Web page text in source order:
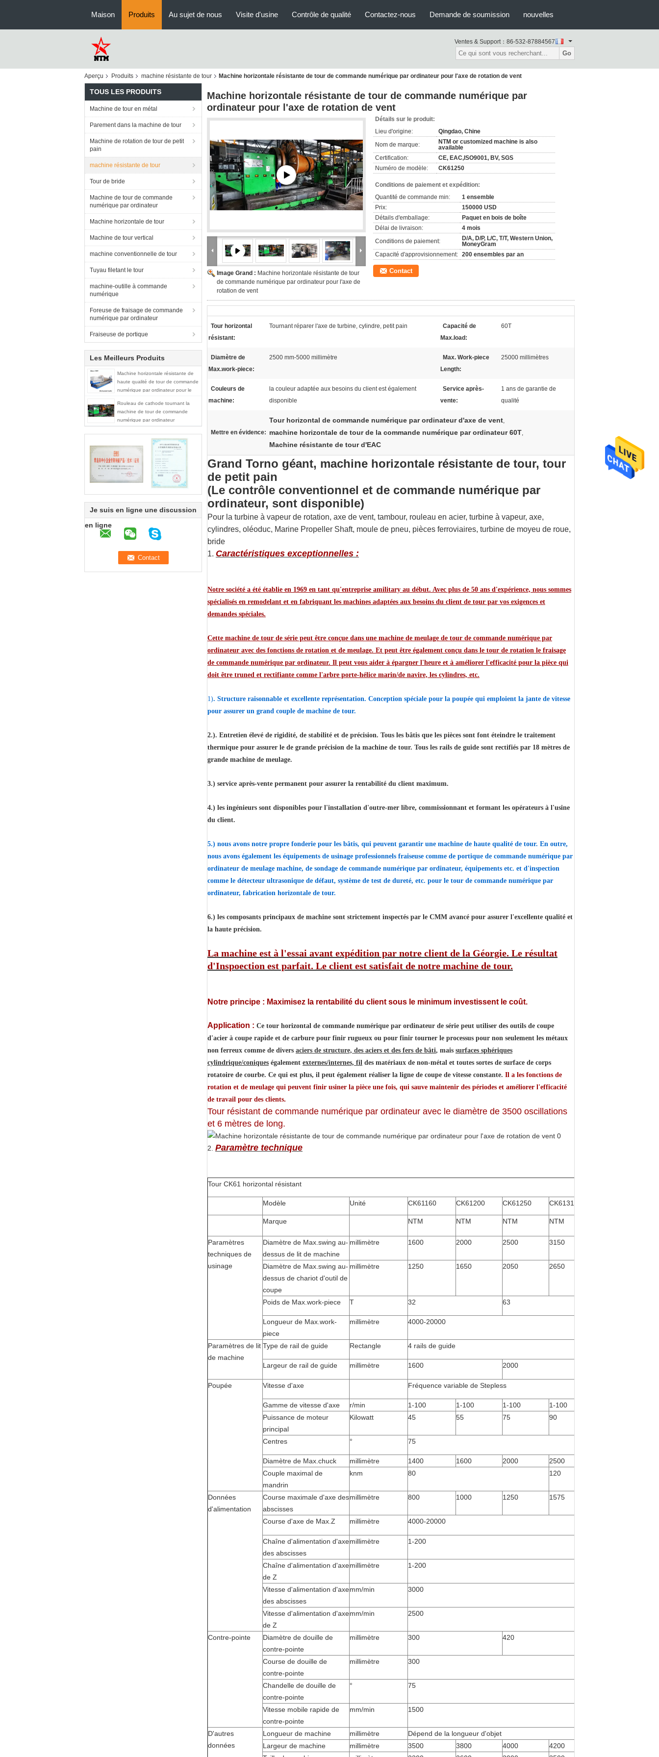
Maison Produits Au sujet de nous Visite d'usine Contrôle de qualité Contactez-nous Demande de soumission nouvelles
Ventes & Support： 86-532-87884567
Go
Aperçu Produits machine résistante de tour Machine horizontale résistante de tour de commande numérique par ordinateur pour l'axe de rotation de vent
TOUS LES PRODUITS
Machine de tour en métal
Parement dans la machine de tour
Machine de rotation de tour de petit
pain
machine résistante de tour
Tour de bride
Machine de tour de commande
numérique par ordinateur
Machine horizontale de tour
Machine de tour vertical
machine conventionnelle de tour
Tuyau filetant le tour
machine-outille à commande
numérique
Foreuse de fraisage de commande
numérique par ordinateur
Fraiseuse de portique
Les Meilleurs Produits
Machine horizontale résistante de
haute qualité de tour de commande
numérique par ordinateur pour le
électrode en graphite
Rouleau de cathode tournant la
machine de tour de commande
numérique par ordinateur
horizontale
Je suis en ligne une discussion
en ligne
Machine horizontale résistante de tour de commande numérique par
ordinateur pour l'axe de rotation de vent
Image Grand : Machine horizontale résistante de tour
de commande numérique par ordinateur pour l'axe de
rotation de vent
Détails sur le produit:
Lieu d'origine:
Qingdao, Chine
Nom de marque:
NTM or customized machine is also
available
Certification:
CE, EAC,ISO9001, BV, SGS
Numéro de modèle:
CK61250
Conditions de paiement et expédition:
Quantité de commande min:
1 ensemble
Prix:
150000 USD
Détails d'emballage:
Paquet en bois de boîte
Délai de livraison:
4 mois
Conditions de paiement:
D/A, D/P, L/C, T/T, Western Union,
MoneyGram
Capacité d'approvisionnement: 200 ensembles par an
Contact
Tour horizontal
résistant:
Tournant réparer l'axe de turbine, cylindre, petit pain
Capacité de
Max.load:
60T
Diamètre de
Max.work-piece:
2500 mm-5000 millimètre
Max. Work-piece
Length:
25000 millimètres
Couleurs de
machine:
la couleur adaptée aux besoins du client est également
disponible
Service après-
vente:
1 ans de garantie de
qualité
Mettre en évidence:
Tour horizontal de commande numérique par ordinateur d'axe de vent,
machine horizontale de tour de la commande numérique par ordinateur 60T,
Machine résistante de tour d'EAC
Grand Torno géant, machine horizontale résistante de tour, tour
de petit pain
(Le contrôle conventionnel et de commande numérique par
ordinateur, sont disponible)
Pour la turbine à vapeur de rotation, axe de vent, tambour, rouleau en acier, turbine à vapeur, axe,
cylindres, oléoduc, Marine Propeller Shaft, moule de pneu, pièces ferroviaires, turbine de moyeu de roue,
bride
1. Caractéristiques exceptionnelles :
Notre société a été établie en 1969 en tant qu'entreprise amilitary au début. Avec plus de 50 ans d'expérience, nous sommes
spécialisés en remodelant et en fabriquant les machines adaptées aux besoins du client de tour par vos exigences et
demandes spéciales.
Cette machine de tour de série peut être conçue dans une machine de meulage de tour de commande numérique par
ordinateur avec des fonctions de rotation et de meulage. Et peut être également conçu dans le tour de rotation le fraisage
de commande numérique par ordinateur. Il peut vous aider à épargner l'heure et à améliorer l'efficacité pour la pièce qui
doit être truned et rectifiante comme l'arbre porte-hélice marin/de navire, les cylindres, etc.
1). Structure raisonnable et excellente représentation. Conception spéciale pour la poupée qui emploient la jante de vitesse
pour assurer un grand couple de machine de tour.
2.). Entretien élevé de rigidité, de stabilité et de précision. Tous les bâtis que les pièces sont font éteindre le traitement
thermique pour assurer le de grande précision de la machine de tour. Tous les rails de guide sont rectifiés par 18 mètres de
grande machine de meulage.
3.) service après-vente permanent pour assurer la rentabilité du client maximum.
4.) les ingénieurs sont disponibles pour l'installation d'outre-mer libre, commissionnant et formant les opérateurs à l'usine
du client.
5.) nous avons notre propre fonderie pour les bâtis, qui peuvent garantir une machine de haute qualité de tour. En outre,
nous avons également les équipements de usinage professionnels fraiseuse comme de portique de commande numérique par
ordinateur de meulage machine, de sondage de commande numérique par ordinateur, équipements etc. et d'inspection
comme le détecteur ultrasonique de défaut, système de test de dureté, etc. pour le tour de commande numérique par
ordinateur, fabrication horizontale de tour.
6.) les composants principaux de machine sont strictement inspectés par le CMM avancé pour assurer l'excellente qualité et
la haute précision.
La machine est à l'essai avant expédition par notre client de la Géorgie. Le résultat
d'Inspoection est parfait. Le client est satisfait de notre machine de tour.
Notre principe : Maximisez la rentabilité du client sous le minimum investissent le coût.
Application : Ce tour horizontal de commande numérique par ordinateur de série peut utiliser des outils de coupe
d'acier à coupe rapide et de carbure pour finir rugueux ou pour finir tourner le processus pour non seulement les métaux
non ferreux comme de divers aciers de structure, des aciers et des fers de bâti, mais surfaces sphériques
cylindrique/coniques également externes/internes, fil des matériaux de non-métal et toutes sortes de surface de corps
rotatoire de courbe. Ce qui est plus, il peut également réaliser la ligne de coupe de vitesse constante. Il a les fonctions de
rotation et de meulage qui peuvent finir usiner la pièce une fois, qui sauve maintenir des périodes et améliorer l'efficacité
de travail pour des clients.
Tour résistant de commande numérique par ordinateur avec le diamètre de 3500 oscillations
et 6 mètres de long.
2. Paramètre technique
Tour CK61 horizontal résistant
Modèle Unité CK61160 CK61200 CK61250 CK61315
Marque NTM NTM NTM NTM
Paramètres
techniques de
usinage
Diamètre de Max.swing au-
dessus de lit de machine
millimètre 1600 2000 2500 3150
Diamètre de Max.swing au-
dessus de chariot d'outil de
coupe
millimètre 1250 1650 2050 2650
Poids de Max.work-piece T 32 63
Longueur de Max.work-
piece
millimètre 4000-20000
Paramètres de lit
de machine
Type de rail de guide Rectangle 4 rails de guide
Largeur de rail de guide millimètre 1600 2000
Poupée Vitesse d'axe Fréquence variable de Stepless
Gamme de vitesse d'axe r/min 1-100 1-100 1-100
1-100
Puissance de moteur
principal
Kilowatt 45 55 75 90
Centres ° 75
Diamètre de Max.chuck millimètre 1400 1600 2000
2500
Couple maximal de
mandrin
knm 80 120
Données
d'alimentation
Course maximale d'axe des
abscisses
millimètre 800 1000 1250 1575
Course d'axe de Max.Z millimètre 4000-20000
Chaîne d'alimentation d'axe
des abscisses
millimètre 1-200
Chaîne d'alimentation d'axe
de Z
millimètre 1-200
Vitesse d'alimentation d'axe
des abscisses
mm/min 3000
Vitesse d'alimentation d'axe
de Z
mm/min 2500
Contre-pointe
Diamètre de douille de
contre-pointe
millimètre 300 420
Course de douille de
contre-pointe
millimètre 300
Chandelle de douille de
contre-pointe
° 75
Vitesse mobile rapide de
contre-pointe
mm/min 1500
D'autres
données
Longueur de machine millimètre
Dépend de la longueur d'objet
Largeur de machine
millimètre 3500 3800 4000
4200